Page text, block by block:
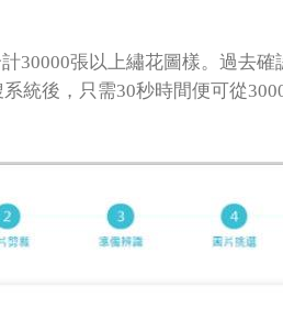
30000張以上繡花圖樣。過去
統後，只需30秒時間便可從